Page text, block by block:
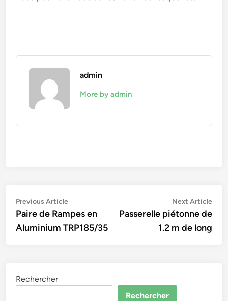
admin
More by admin
Navigation
de
l’article
Previous ArticlePrevious
article:
Paire de Rampes en
Aluminium TRP185/35
Next Article
Passerelle piétonne de
1.2 m de long
Rechercher
Rechercher